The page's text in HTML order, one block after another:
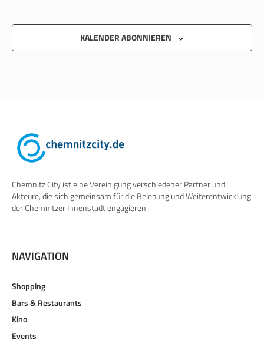
KALENDER ABONNIEREN
Chemnitz City ist eine Vereinigung verschiedener Partner und
Akteure, die sich gemeinsam für die Belebung und Weiterentwicklung
der Chemnitzer Innenstadt engagieren
NAVIGATION
Shopping
Bars & Restaurants
Kino
Events